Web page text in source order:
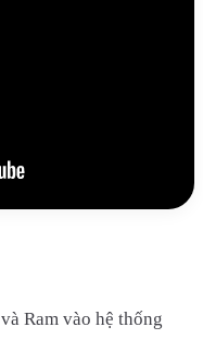
Ram vào hệ thống